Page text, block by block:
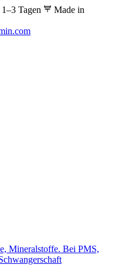
Tagen
Made in